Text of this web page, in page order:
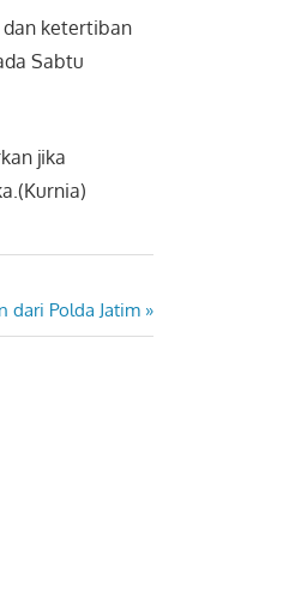
dan ketertiban
Sabtu
jika
dari Polda Jatim